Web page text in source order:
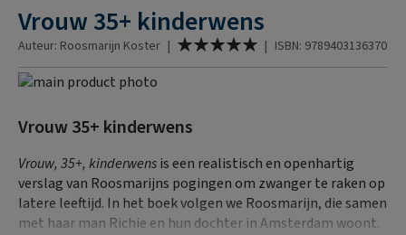
Vrouw 35+ kinderwens
Auteur: Roosmarijn Koster | Waardering:
% of
| ISBN: 9789403136370
Ga
het
van
de
afbeeldingen-
gallerij
naar
begin
van
de
afbeeldingen-
Vrouw 35+ kinderwens
Vrouw, 35+, kinderwensis een realistisch en openhartig
verslag van Roosmarijns pogingen om zwanger te raken op
latere leeftijd. In het boek volgen we Roosmarijn, die samen
met haar man Richie en hun dochter in Amsterdam woont.